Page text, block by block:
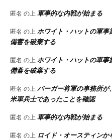
匿名 の上 軍事的な内戦が始まる
匿名 の上 ホワイト・ハットの軍
備蓄を破棄する
匿名 の上 ホワイト・ハットの軍
備蓄を破棄する
匿名 の上 バーガー将軍の事務所
米軍兵士であったことを確認
匿名 の上 軍事的な内戦が始まる
匿名 の上 ロイド・オースティン